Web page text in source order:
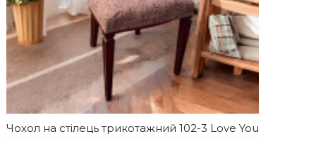
Чохол на стілець трикотажний 102-3 Love You